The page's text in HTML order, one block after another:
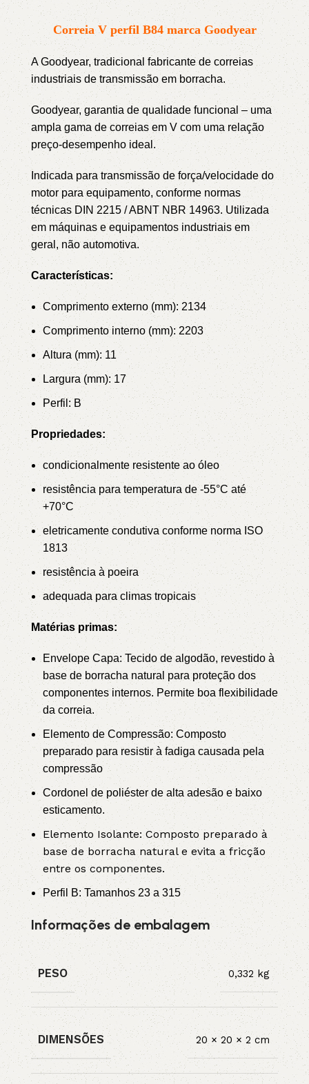
Correia V perfil B84 marca Goodyear
A Goodyear, tradicional fabricante de correias
industriais de transmissão em borracha.
Goodyear, garantia de qualidade funcional – uma
ampla gama de correias em V com uma relação
preço-desempenho ideal.
Indicada para transmissão de força/velocidade do
motor para equipamento, conforme normas
técnicas DIN 2215 / ABNT NBR 14963. Utilizada
em máquinas e equipamentos industriais em
geral, não automotiva.
Características:
Comprimento externo (mm): 2134
Comprimento interno (mm): 2203
Altura (mm): 11
Largura (mm): 17
Perfil: B
Propriedades:
condicionalmente resistente ao óleo
resistência para temperatura de -55°C até
+70°C
eletricamente condutiva conforme norma ISO
1813
resistência à poeira
adequada para climas tropicais
Matérias primas:
Envelope Capa: Tecido de algodão, revestido à
base de borracha natural para proteção dos
componentes internos. Permite boa flexibilidade
da correia.
Elemento de Compressão: Composto
preparado para resistir à fadiga causada pela
compressão
Cordonel de poliéster de alta adesão e baixo
esticamento.
Elemento Isolante: Composto preparado à
base de borracha natural e evita a fricção
entre os componentes.
Perfil B: Tamanhos 23 a 315
Informações de embalagem
PESO 0,332 kg
DIMENSÕES 20 × 20 × 2 cm